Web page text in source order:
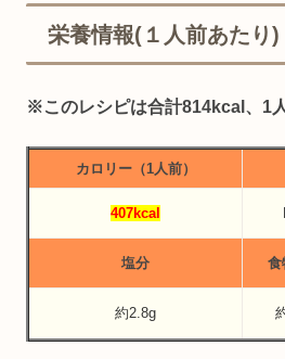
栄養情報(１人前あたり)
※このレシピは合計814kcal、1
カロリー（1人前）
407kcal
塩分 食
約2.8g